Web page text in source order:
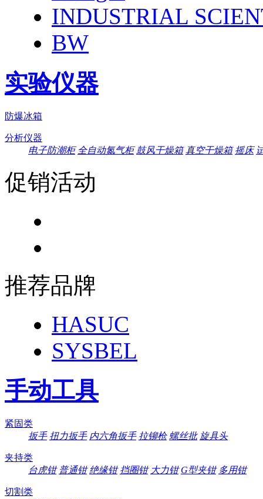
INDUSTRIAL
BW
实验仪器
防爆冰箱
分析仪器
电子防潮柜 全自动氮气柜 鼓风干燥箱 真空干燥箱 摇床
促销活动
推荐品牌
HASUC
SYSBEL
手动工具
紧固类
扳手 扭力扳手 内六角扳手 拉铆枪 螺丝批 旋具头
夹持类
台虎钳 普通钳 绝缘钳 挡圈钳 大力钳 G型夹钳 多用钳
切割类